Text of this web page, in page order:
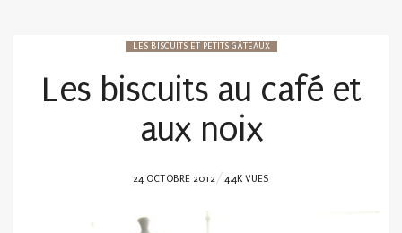
LES BISCUITS ET PETITS GÂTEAUX
Les biscuits au café et
aux noix
POSTED
24 OCTOBRE 2012 4.4K VUES